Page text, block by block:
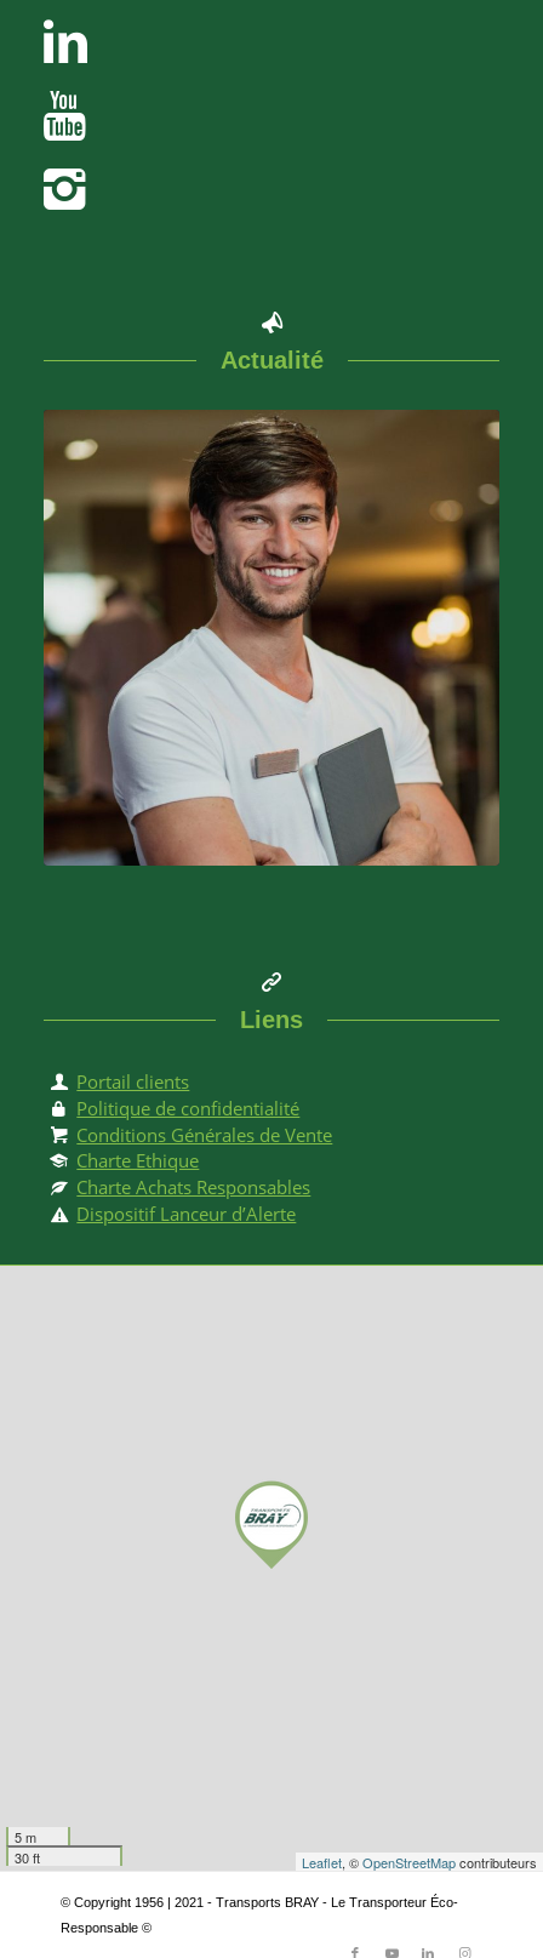
Actualité
Liens
Politique de confidentialité
Conditions Générales de Vente
Charte Ethique
Charte Achats Responsables
Dispositif Lanceur d’Alerte
30 ft
Responsable ©